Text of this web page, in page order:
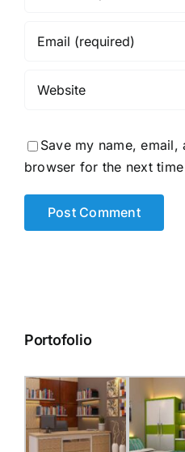
Save my name,
browser for the next
Portofolio